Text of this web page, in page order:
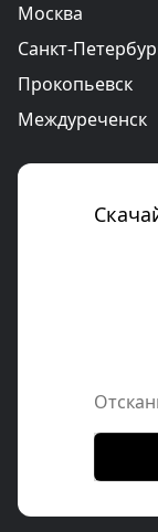
Москва
Санкт-
Прокопьевск
Междуреченск